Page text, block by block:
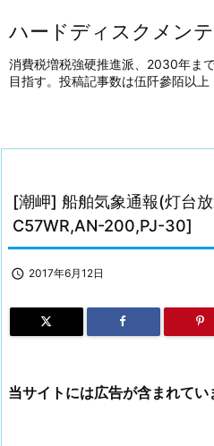
ハードディスクメン
消費税増税強硬推進派、2030年ま
目指す。投稿記事数は伍阡參陌以上
[潮岬] 船舶気象通報(灯台
C57WR,AN-200,PJ-30]
 2017年6月12日
当サイトには広告が含まれてい